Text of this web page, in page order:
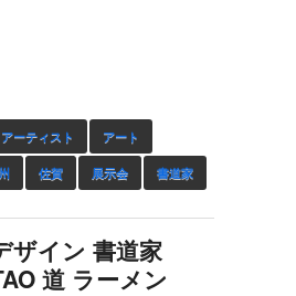
アーティスト アート
佐賀 展示会 書道家
ザイン 書道家
道 ラーメン